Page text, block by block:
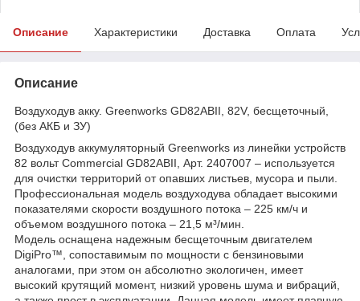
Описание Характеристики Доставка Оплата
Описание
Воздуходув акку. Greenworks GD82ABII, 82V, бесщеточный,
(без АКБ и ЗУ)
Воздуходув аккумуляторный Greenworks из линейки устройств
82 вольт Commercial GD82ABII, Арт. 2407007 – используется
для очистки территорий от опавших листьев, мусора и пыли.
Профессиональная модель воздуходува обладает высокими
показателями скорости воздушного потока – 225 км/ч и
объемом воздушного потока – 21,5 м³/мин.
Модель оснащена надежным бесщеточным двигателем
DigiPro™, сопоставимым по мощности с бензиновыми
аналогами, при этом он абсолютно экологичен, имеет
высокий крутящий момент, низкий уровень шума и вибраций,